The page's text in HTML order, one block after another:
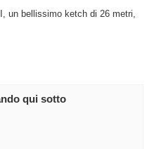
un bellissimo ketch di 26 metri,
qui sotto